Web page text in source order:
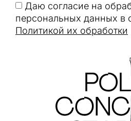
Даю согласие на
персональных данных в
Политикой их обработки